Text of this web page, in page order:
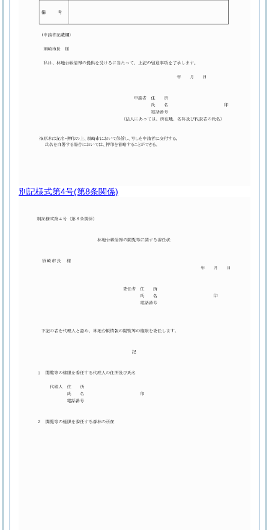
別記様式第4号(第8条関係)